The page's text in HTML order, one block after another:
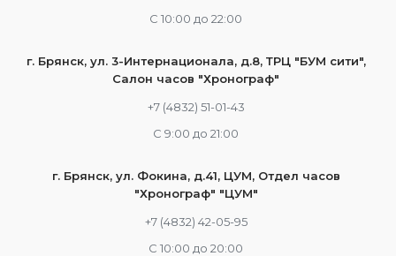
С 10:00 до 22:00
г. Брянск, ул. 3-Интернационала, д.8, ТРЦ "БУМ сити",
Салон часов "Хронограф"
+7 (4832) 51-01-43
С 9:00 до 21:00
г. Брянск, ул. Фокина, д.41, ЦУМ, Отдел часов
"Хронограф" "ЦУМ"
+7 (4832) 42-05-95
С 10:00 до 20:00